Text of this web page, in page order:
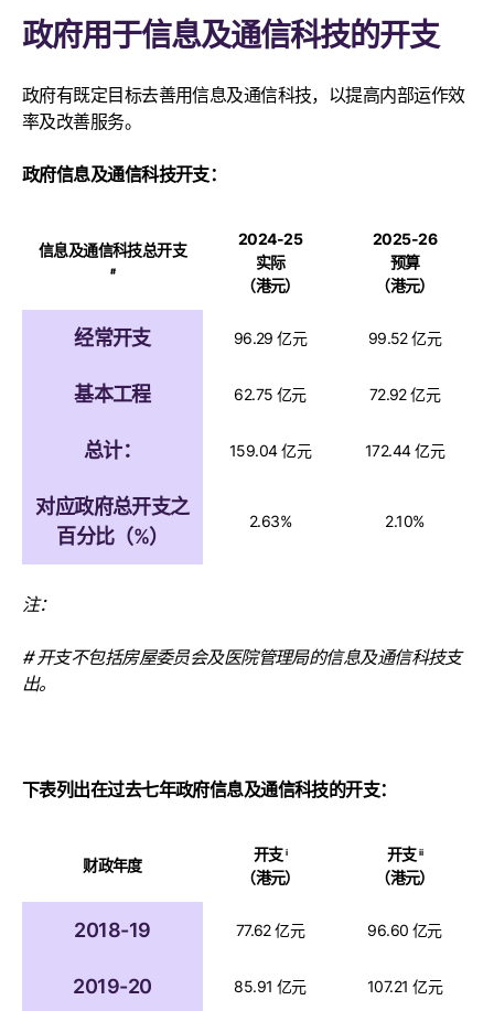
政府用于信息及通信科技的开支
政府有既定目标去善用信息及通信科技，以提高内部运作效
率及改善服务。
政府信息及通信科技开支：
信息及通信科技总开支
#
2024-25
实际
（港元）
2025-26
预算
（港元）
经常开支 96.29 亿元 99.52 亿元
基本工程 62.75 亿元 72.92 亿元
总计： 159.04 亿元 172.44 亿元
对应政府总开支之
百分比（%）
2.63% 2.10%
注：
# 开支不包括房屋委员会及医院管理局的信息及通信科技支
出。
下表列出在过去七年政府信息及通信科技的开支：
财政年度
开支 i
（港元）
开支ii
（港元）
2018-19 77.62 亿元 96.60 亿元
2019-20 85.91 亿元 107.21 亿元